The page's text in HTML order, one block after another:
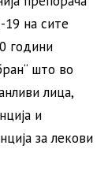
19 на сите
години
што во
лица,
и
за лекови